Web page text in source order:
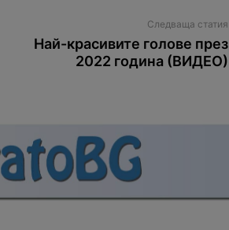
Следваща статия
Най-красивите голове през
2022 година (ВИДЕО)